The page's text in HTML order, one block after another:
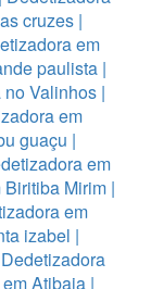
cruzes |
em
paulista |
Valinhos |
em
guaçu |
em
Mirim |
em
izabel |
Dedetizadora
Atibaia |